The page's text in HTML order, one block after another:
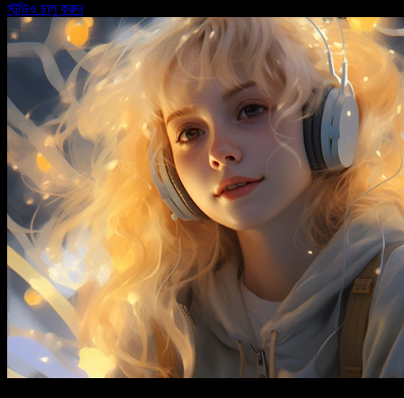
স্টুডিও চালু করুন